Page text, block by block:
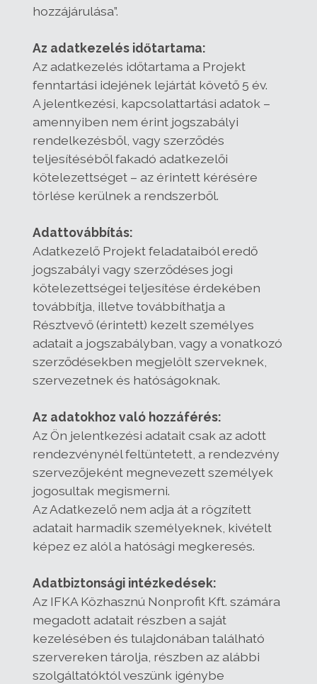
hozzájárulása”.
Az adatkezelés időtartama:
Az adatkezelés időtartama a Projekt
fenntartási idejének lejártát követő 5 év.
A jelentkezési, kapcsolattartási adatok –
amennyiben nem érint jogszabályi
rendelkezésből, vagy szerződés
teljesítéséből fakadó adatkezelői
kötelezettséget – az érintett kérésére
törlése kerülnek a rendszerből.
Adattovábbítás:
Adatkezelő Projekt feladataiból eredő
jogszabályi vagy szerződéses jogi
kötelezettségei teljesítése érdekében
továbbítja, illetve továbbíthatja a
Résztvevő (érintett) kezelt személyes
adatait a jogszabályban, vagy a vonatkozó
szerződésekben megjelölt szerveknek,
szervezetnek és hatóságoknak.
Az adatokhoz való hozzáférés:
Az Ön jelentkezési adatait csak az adott
rendezvénynél feltüntetett, a rendezvény
szervezőjeként megnevezett személyek
jogosultak megismerni.
Az Adatkezelő nem adja át a rögzített
adatait harmadik személyeknek, kivételt
képez ez alól a hatósági megkeresés.
Adatbiztonsági intézkedések:
Az IFKA Közhasznú Nonprofit Kft. számára
megadott adatait részben a saját
kezelésében és tulajdonában található
szervereken tárolja, részben az alábbi
szolgáltatóktól veszünk igénybe